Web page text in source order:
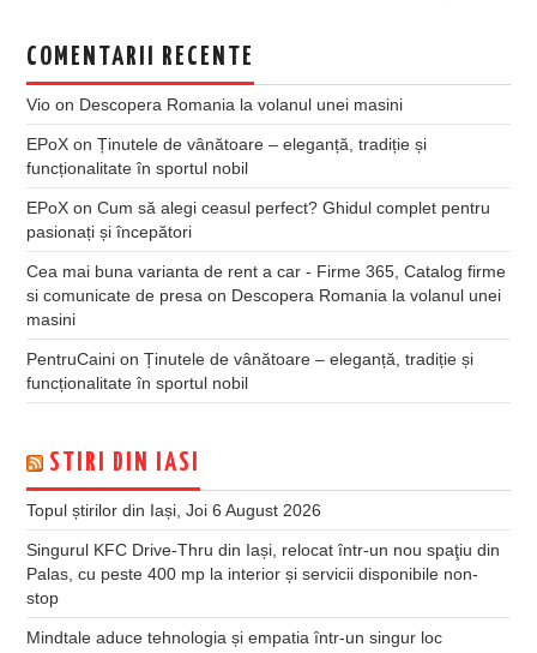
COMENTARII RECENTE
Vio on Descopera Romania la volanul unei masini
EPoX onȚinutele de vânătoare – eleganță, tradiție și
funcționalitate în sportul nobil
EPoX onCum să alegi ceasul perfect? Ghidul complet pentru
pasionați și începători
Cea mai buna varianta de rent a car - Firme 365, Catalog firme
si comunicate de presa on Descopera Romania la volanul unei
masini
PentruCaini onȚinutele de vânătoare – eleganță, tradiție și
funcționalitate în sportul nobil
STIRI DIN IASI
Topul știrilor din Iași, Joi 6 August 2026
Singurul KFC Drive-Thru din Iași, relocat într-un nou spaţiu din
Palas, cu peste 400 mp la interior și servicii disponibile non-
stop
Mindtale aduce tehnologia și empatia într-un singur loc